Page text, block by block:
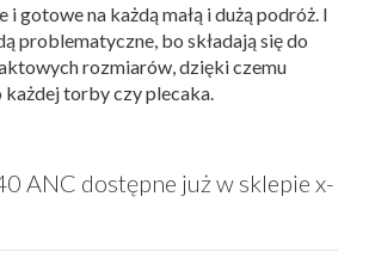
i gotowe na każdą małą i dużą podróż. I
problematyczne, bo składają się do
rozmiarów, dzięki czemu
każdej torby czy plecaka.
ANC dostępne już w sklepie x-